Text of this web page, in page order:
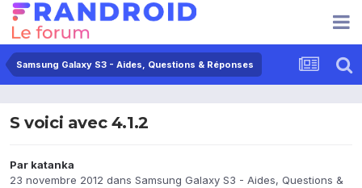
Samsung Galaxy S3 - Aides, Questions & Réponses
S voici avec 4.1.2
Par katanka
23 novembre 2012 dans Samsung Galaxy S3 - Aides, Questions &